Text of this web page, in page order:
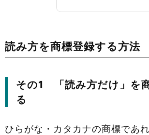
読み方を商標登録する方法
その1 「読み方だけ」を
る
ひらがな・カタカナの商標であ